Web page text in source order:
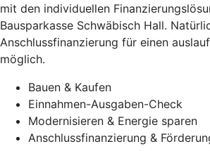
mit den individuellen
Bausparkasse Schwäbisch Hall.
Anschlussfinanzierung für einen
möglich.
Bauen & Kaufen
Einnahmen-Ausgaben-Check
Modernisieren & Energie sparen
Anschlussfinanzierung &